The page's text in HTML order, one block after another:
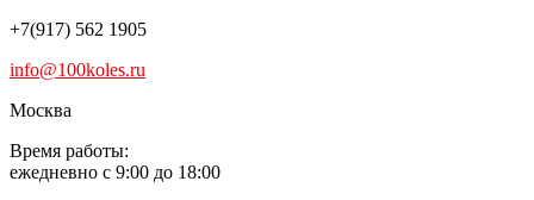
+7(917) 562 1905
info@100koles.ru
Москва
Время работы:
ежедневно с 9:00 до 18:00